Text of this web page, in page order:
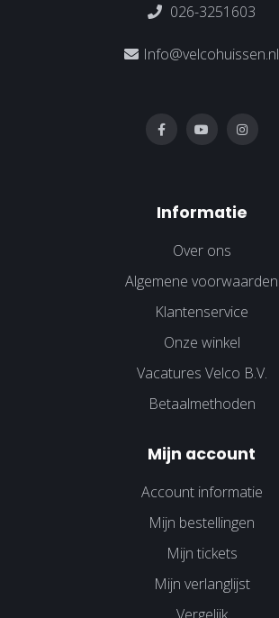
026-3251603
Info@velcohuissen.nl
Informatie
Over ons
Algemene voorwaarden
Klantenservice
Onze winkel
Vacatures Velco B.V.
Betaalmethoden
Mijn account
Account informatie
Mijn bestellingen
Mijn tickets
Mijn verlanglijst
Vergelijk